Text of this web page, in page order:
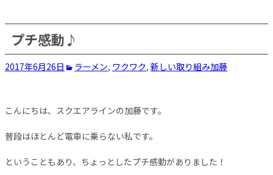
プチ感動♪
2017年6月26日 ラーメン, ワクワク, 新しい取り組み加藤
こんにちは、スクエアラインの加藤です。
普段はほとんど電車に乗らない私です。
ということもあり、ちょっとしたプチ感動がありました！